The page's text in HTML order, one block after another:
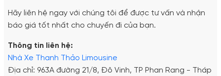
Hãy liên hệ ngay với chúng tôi để được tư vấn và nhận
báo giá tốt nhất cho chuyến đi của bạn.
Thông tin liên hệ:
Nhà Xe Thanh Thảo Limousine
Địa chỉ: 963A đường 21/8, Đô Vinh, TP Phan Rang - Tháp